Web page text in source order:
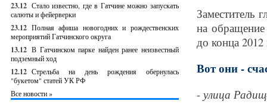
23.12 Стало известно, где в Гатчине можно запускать
салюты и фейерверки
23.12 Полная афиша новогодних и рождественских
мероприятий Гатчинского округа
13.12 В Гатчинском парке найден ранее неизвестный
подземный ход
12.12 Стрельба на день рождения обернулась
"букетом" статей УК РФ
Все новости »
Заместитель
на
до конца
Вот они -
-улица